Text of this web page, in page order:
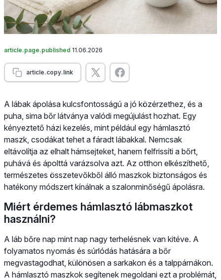
article.page.published 11.06.2026
article.copy.link
A lábak ápolása kulcsfontosságú a jó közérzethez, és a
puha, sima bőr látványa valódi megújulást hozhat. Egy
kényeztető házi kezelés, mint például egy hámlasztó
maszk, csodákat tehet a fáradt lábakkal. Nemcsak
eltávolítja az elhalt hámsejteket, hanem felfrissíti a bőrt,
puhává és ápolttá varázsolva azt. Az otthon elkészíthető,
természetes összetevőkből álló maszkok biztonságos és
hatékony módszert kínálnak a szalonminőségű ápolásra.
Miért érdemes hámlasztó lábmaszkot
használni?
A láb bőre nap mint nap nagy terhelésnek van kitéve. A
folyamatos nyomás és súrlódás hatására a bőr
megvastagodhat, különösen a sarkakon és a talppárnákon.
A hámlasztó maszkok segítenek megoldani ezt a problémát,